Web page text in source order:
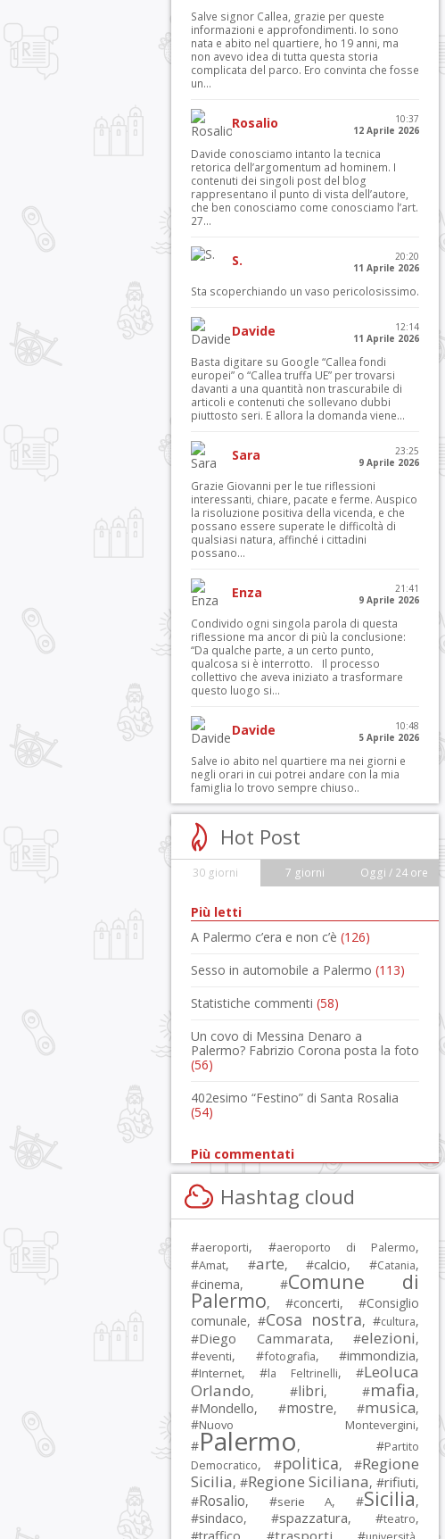
Salve signor Callea, grazie per queste
informazioni e approfondimenti. Io sono
nata e abito nel quartiere, ho 19 anni, ma
non avevo idea di tutta questa storia
complicata del parco. Ero convinta che fosse
un...
Rosalio
10:37
12 Aprile 2026
Davide conosciamo intanto la tecnica
retorica dell’argomentum ad hominem. I
contenuti dei singoli post del blog
rappresentano il punto di vista dell’autore,
che ben conosciamo come conosciamo l’art.
27...
S.
20:20
11 Aprile 2026
Sta scoperchiando un vaso pericolosissimo.
Davide
12:14
11 Aprile 2026
Basta digitare su Google “Callea fondi
europei” o “Callea truffa UE” per trovarsi
davanti a una quantità non trascurabile di
articoli e contenuti che sollevano dubbi
piuttosto seri. E allora la domanda viene...
Sara
23:25
9 Aprile 2026
Grazie Giovanni per le tue riflessioni
interessanti, chiare, pacate e ferme. Auspico
la risoluzione positiva della vicenda, e che
possano essere superate le difficoltà di
qualsiasi natura, affinché i cittadini
possano...
Enza
21:41
9 Aprile 2026
Condivido ogni singola parola di questa
riflessione ma ancor di più la conclusione:
“Da qualche parte, a un certo punto,
qualcosa si è interrotto. Il processo
collettivo che aveva iniziato a trasformare
questo luogo si...
Davide
10:48
5 Aprile 2026
Salve io abito nel quartiere ma nei giorni e
negli orari in cui potrei andare con la mia
famiglia lo trovo sempre chiuso..
Hot Post
30 giorni 7 giorni Oggi / 24 ore
Più letti
A Palermo c’era e non c’è (126)
Sesso in automobile a Palermo (113)
Statistiche commenti (58)
Un covo di Messina Denaro a
Palermo? Fabrizio Corona posta la foto
(56)
402esimo “Festino” di Santa Rosalia
(54)
Più commentati
Hashtag cloud
#aeroporti, #aeroporto di Palermo,
#Amat, #arte, #calcio, #Catania,
#cinema, #Comune di
Palermo, #concerti, #Consiglio
comunale, #Cosa nostra, #cultura,
#Diego Cammarata, #elezioni,
#eventi, #fotografia, #immondizia,
#Internet, #la Feltrinelli, #Leoluca
Orlando, #libri, #mafia,
#Mondello, #mostre, #musica,
#Nuovo Montevergini,
#Palermo, #Partito
Democratico, #politica, #Regione
Sicilia, #Regione Siciliana, #rifiuti,
#Rosalio, #serie A, #Sicilia,
#sindaco, #spazzatura, #teatro,
trasporti